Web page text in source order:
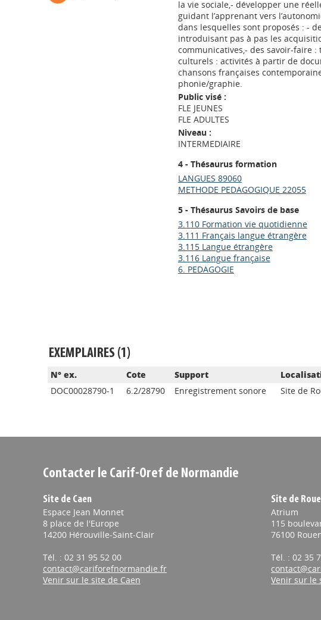
la vie sociale,- développer une
guidant l’apprenant vers
dans lesquelles sont proposés : -
introduisant pas à pas les
communicatives,- des savoir-faire
culturels : activités à partir de
chansons françaises
phonie/graphie.
Public visé :
FLE JEUNES
FLE ADULTES
Niveau :
INTERMEDIAIRE
4 - Thésaurus formation
LANGUES 89060
METHODE PEDAGOGIQUE 22055
5 - Thésaurus Savoirs de base
3.110 Formation vie quotidienne
3.111 Français langue étrangère
3.115 Langue étrangère
3.116 Langue française
6. PEDAGOGIE
EXEMPLAIRES (1)
N° ex. Cote Support
DOC00028790-1
6.2/28790 Enregistrement sonore Site de
Contacter le Carif-Oref de Normandie
Site de Caen
Espace Jean Monnet
8 place de l'Europe
14200 Hérouville-Saint-Clair
Tél. : 02 31 95 52 00
contact@cariforefnormandie.fr
Venir sur le site de Caen
Site de
Atrium
115
76100
Tél. : 02 35
Venir sur le